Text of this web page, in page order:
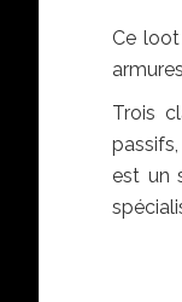
Ce
Trois
est un